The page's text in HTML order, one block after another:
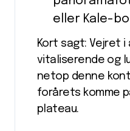
eller Kale-
Kort sagt: Vejret i
vitaliserende og
netop denne
forårets komme
plateau.